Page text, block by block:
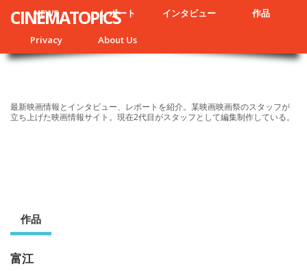
NEWS レポート インタビュー 作品
Privacy About Us
CINEMATOPICS
最新映画情報とインタビュー、レポートを紹介。某映画映画祭のスタッフが
立ち上げた映画情報サイト。現在2代目がスタッフとして編集制作している。
作品
富江